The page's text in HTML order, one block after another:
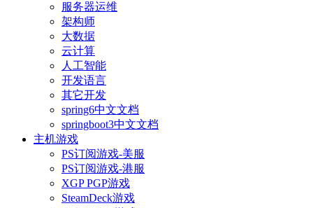
服务器运维
架构师
大数据
云计算
人工智能
开发语言
其它开发
spring6中文文档
springboot3中文文档
主机游戏
PS订阅游戏-美服
PS订阅游戏-港服
XGP PGP游戏
SteamDeck游戏